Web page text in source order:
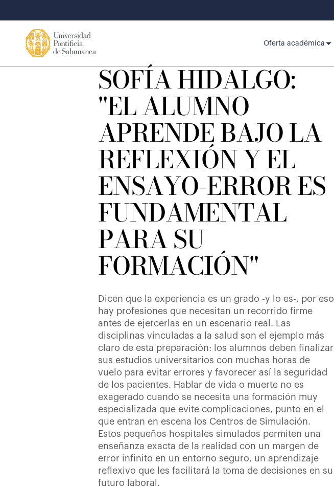
Oferta académica
SOFÍA HIDALGO:
"EL ALUMNO
APRENDE BAJO LA
REFLEXIÓN Y EL
ENSAYO-ERROR ES
FUNDAMENTAL
PARA SU
FORMACIÓN"
Dicen que la experiencia es un grado -y lo es-, por eso
hay profesiones que necesitan un recorrido firme
antes de ejercerlas en un escenario real. Las
disciplinas vinculadas a la salud son el ejemplo más
claro de esta preparación: los alumnos deben finalizar
sus estudios universitarios con muchas horas de
vuelo para evitar errores y favorecer así la seguridad
de los pacientes. Hablar de vida o muerte no es
exagerado cuando se necesita una formación muy
especializada que evite complicaciones, punto en el
que entran en escena los Centros de Simulación.
Estos pequeños hospitales simulados permiten una
enseñanza exacta de la realidad con un margen de
error infinito en un entorno seguro, un aprendizaje
reflexivo que les facilitará la toma de decisiones en su
futuro laboral.